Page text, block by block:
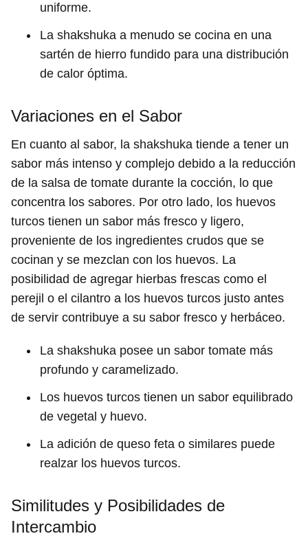
uniforme.
La shakshuka a menudo se cocina en una
sartén de hierro fundido para una distribución
de calor óptima.
Variaciones en el Sabor
En cuanto al sabor, la shakshuka tiende a tener un
sabor más intenso y complejo debido a la reducción
de la salsa de tomate durante la cocción, lo que
concentra los sabores. Por otro lado, los huevos
turcos tienen un sabor más fresco y ligero,
proveniente de los ingredientes crudos que se
cocinan y se mezclan con los huevos. La
posibilidad de agregar hierbas frescas como el
perejil o el cilantro a los huevos turcos justo antes
de servir contribuye a su sabor fresco y herbáceo.
La shakshuka posee un sabor tomate más
profundo y caramelizado.
Los huevos turcos tienen un sabor equilibrado
de vegetal y huevo.
La adición de queso feta o similares puede
realzar los huevos turcos.
Similitudes y Posibilidades de
Intercambio